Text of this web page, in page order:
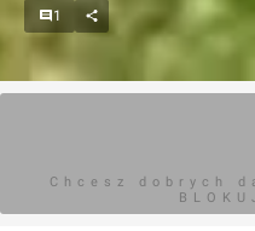
1
Chcesz dobrych